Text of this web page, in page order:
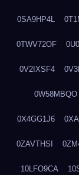
0SA9HP4L
0TWV72OF
0V2IXSF4
0W58MBQO
0X4GG1J6
0ZAVTHSI
10LFO9CA